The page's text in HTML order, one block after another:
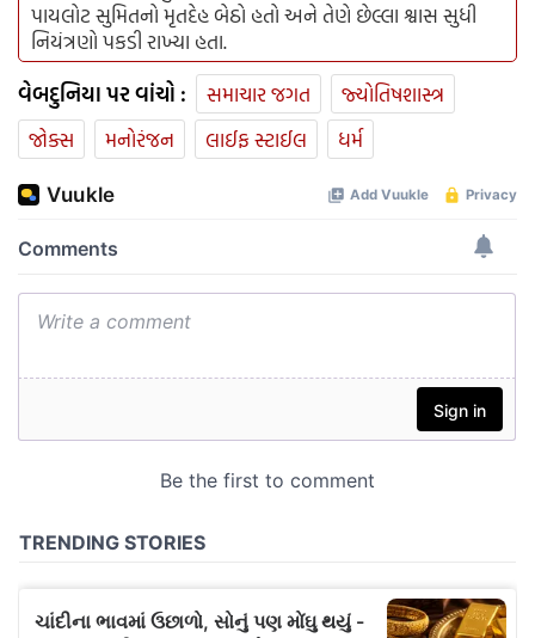
પાયલોટ સુમિતનો મૃતદેહ બેઠો હતો અને તેણે છેલ્લા શ્વાસ સુધી
નિયંત્રણો પકડી રાખ્યા હતા.
વેબદુનિયા પર વાંચો : સમાચાર જગત
જ્યોતિષશાસ્ત્ર
જોક્સ
મનોરંજન લાઈફ સ્ટાઈલ ધર્મ